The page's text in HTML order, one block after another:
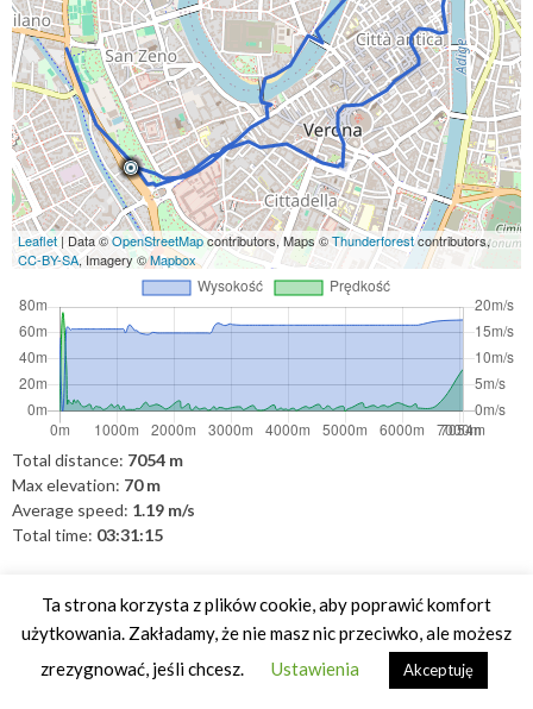
Leaflet| Data ©OpenStreetMapcontributors, Maps ©Thunderforestcontributors,
CC-BY-SA, Imagery ©Mapbox
Total distance: 7054 m
Max elevation: 70 m
Average speed: 1.19 m/s
Total time: 03:31:15
włochyTa strona korzysta z plików cookie, aby poprawić komfort
użytkowania. Zakładamy, że nie masz nic przeciwko, ale możesz
zrezygnować, jeśli chcesz.
Ustawienia Akceptuję